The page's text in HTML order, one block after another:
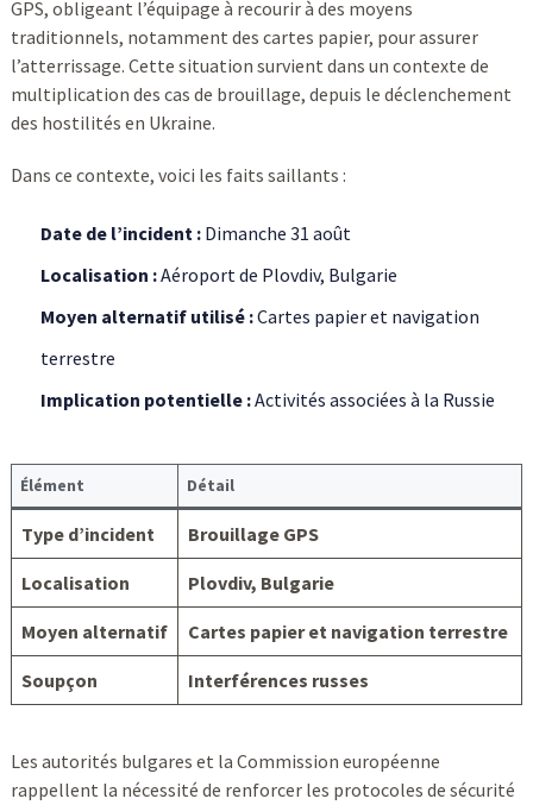
GPS, obligeant l’équipage à recourir à des moyens
traditionnels, notamment des cartes papier, pour assurer
l’atterrissage. Cette situation survient dans un contexte de
multiplication des cas de brouillage, depuis le déclenchement
des hostilités en Ukraine.
Dans ce contexte, voici les faits saillants :
Date de l’incident :Dimanche 31 août
Localisation :Aéroport de Plovdiv, Bulgarie
Moyen alternatif utilisé :Cartes papier et navigation
terrestre
Implication potentielle :Activités associées à la Russie
Élément Détail
Type d’incident Brouillage GPS
Localisation Plovdiv, Bulgarie
Moyen alternatif Cartes papier et navigation terrestre
Soupçon Interférences russes
Les autorités bulgares et la Commission européenne
rappellent la nécessité de renforcer les protocoles de sécurité